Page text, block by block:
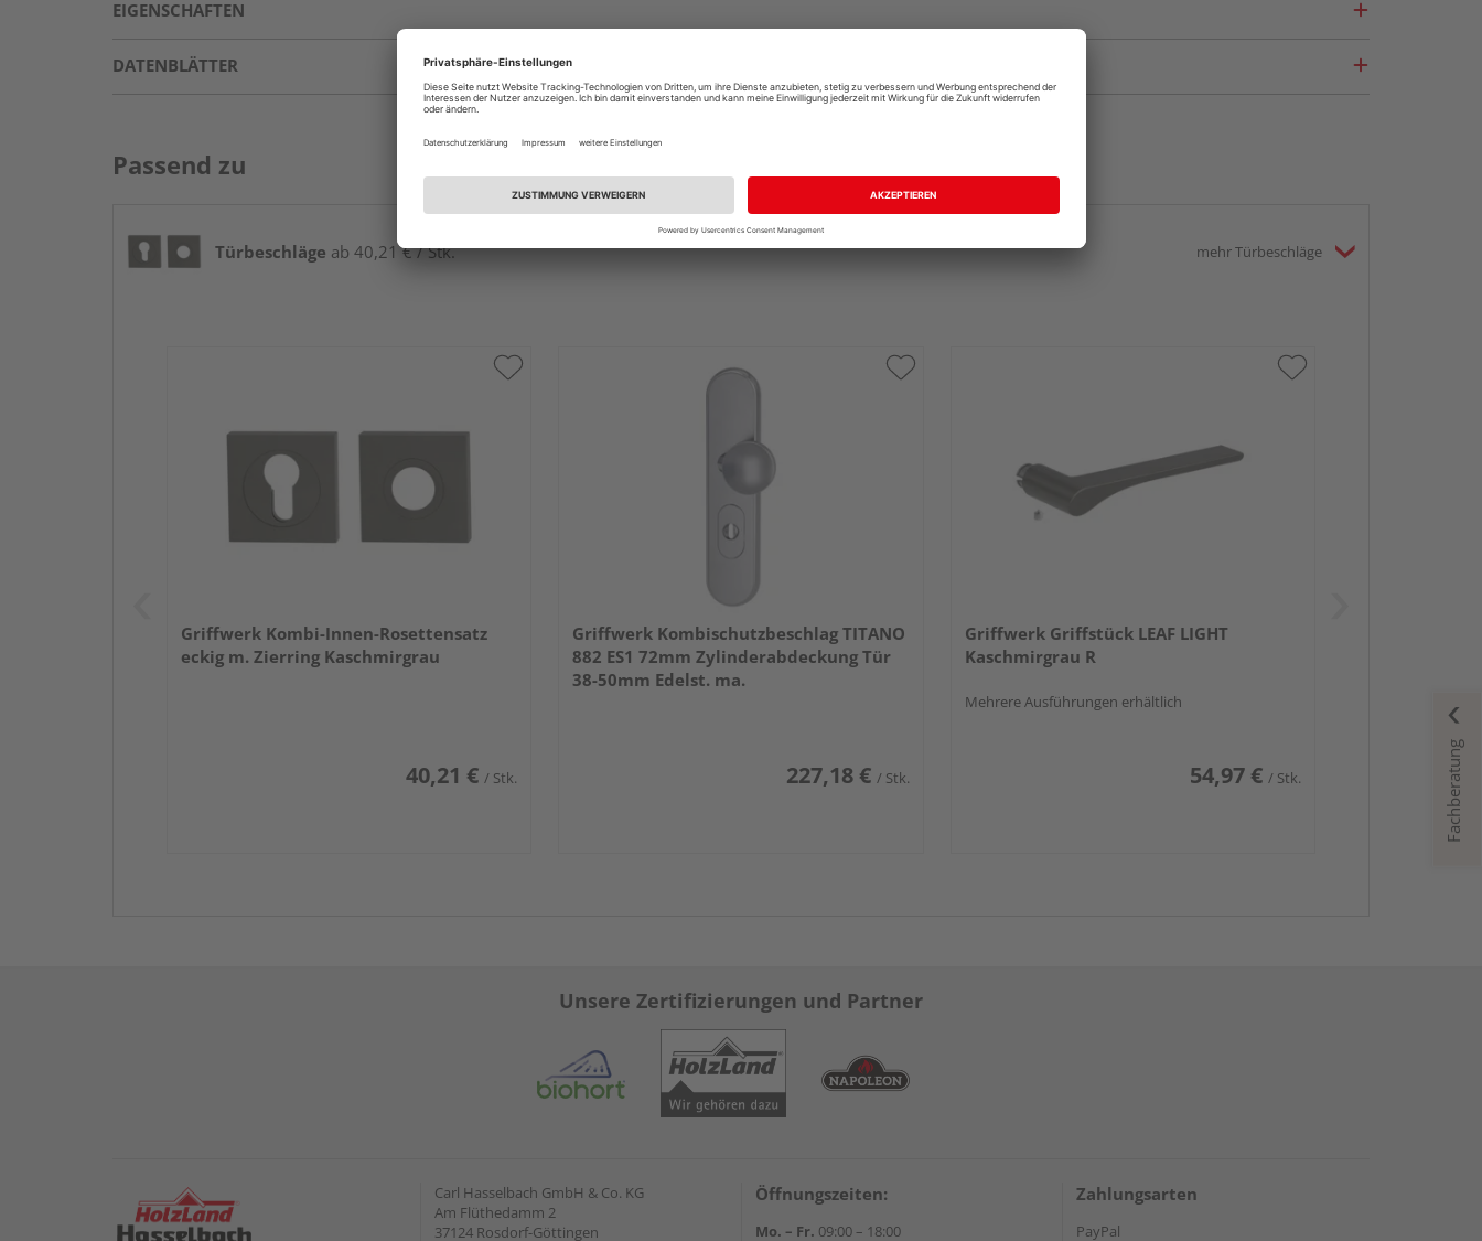
EIGENSCHAFTEN
DATENBLÄTTER
Passend zu
Türbeschläge ab 40,21 € / Stk. mehr Türbeschläge
Griffwerk Kombi-Innen-Rosettensatz
eckig m. Zierring Kaschmirgrau
40,21 € / Stk.
Griffwerk Kombischutzbeschlag TITANO
882 ES1 72mm Zylinderabdeckung Tür
38-50mm Edelst. ma.
227,18 € / Stk.
Griffwerk Griffstück LEAF LIGHT
Kaschmirgrau R
Mehrere Ausführungen erhältlich
54,97 € / Stk. Fachberatung
Unsere Zertifizierungen und Partner
Carl Hasselbach GmbH & Co. KG
Am Flüthedamm 2
37124 Rosdorf-Göttingen
Öffnungszeiten:
Mo. – Fr. 09:00 – 18:00
Zahlungsarten
PayPal